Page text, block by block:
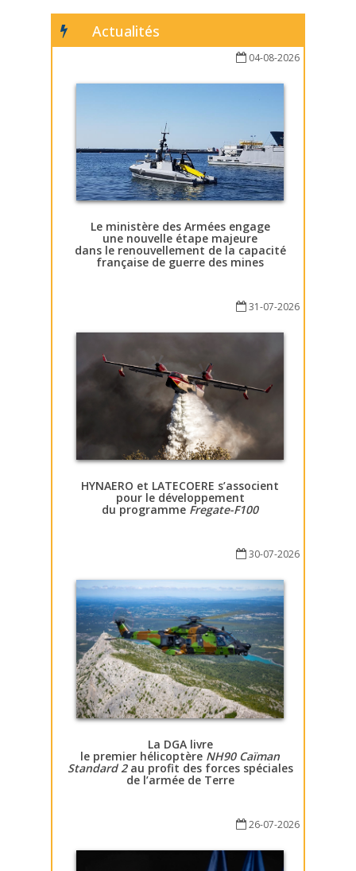
Actualités
04-08-2026
Le ministère des Armées engage
une nouvelle étape majeure
dans le renouvellement de la capacité
française de guerre des mines
31-07-2026
HYNAERO et LATECOERE s’associent
pour le développement
du programme Fregate-F100
30-07-2026
La DGA livre
le premier hélicoptère NH90 Caïman
Standard 2au profit des forces spéciales
de l’armée de Terre
26-07-2026